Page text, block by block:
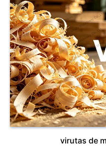
virutas de